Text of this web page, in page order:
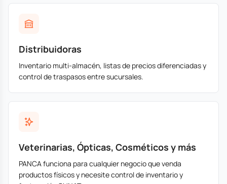
Distribuidoras
Inventario multi-almacén, listas de precios diferenciadas y
control de traspasos entre sucursales.
Veterinarias, Ópticas, Cosméticos y más
PANCA funciona para cualquier negocio que venda
productos físicos y necesite control de inventario y